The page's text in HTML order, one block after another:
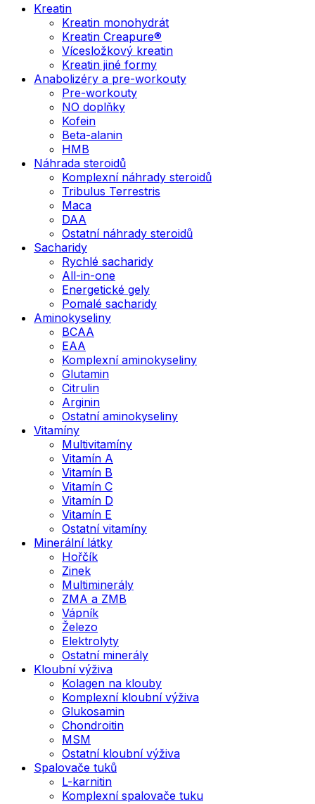
Kreatin
Kreatin monohydrát
Kreatin Creapure®
Vícesložkový kreatin
Kreatin jiné formy
Anabolizéry a pre-workouty
Pre-workouty
NO doplňky
Kofein
Beta-alanin
HMB
Náhrada steroidů
Komplexní náhrady steroidů
Tribulus Terrestris
Maca
DAA
Ostatní náhrady steroidů
Sacharidy
Rychlé sacharidy
All-in-one
Energetické gely
Pomalé sacharidy
Aminokyseliny
BCAA
EAA
Komplexní aminokyseliny
Glutamin
Citrulin
Arginin
Ostatní aminokyseliny
Vitamíny
Multivitamíny
Vitamín A
Vitamín B
Vitamín C
Vitamín D
Vitamín E
Ostatní vitamíny
Minerální látky
Hořčík
Zinek
Multiminerály
ZMA a ZMB
Vápník
Železo
Elektrolyty
Ostatní minerály
Kloubní výživa
Kolagen na klouby
Komplexní kloubní výživa
Glukosamin
Chondroitin
MSM
Ostatní kloubní výživa
Spalovače tuků
L-karnitin
Komplexní spalovače tuku